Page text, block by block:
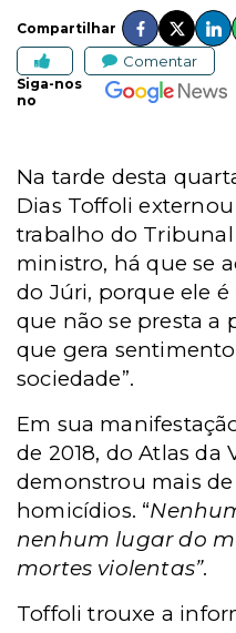
Compartilhar
Comentar
Siga-nos
no
Na tarde desta
Dias Toffoli
trabalho do Tribunal
ministro, há que se
do Júri, porque ele
que não se presta a
que gera
sociedade”.
Em sua
de 2018, do Atlas da
demonstrou mais de
homicídios. “
nenhum lugar do
mortes violentas”.
Toffoli trouxe a